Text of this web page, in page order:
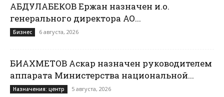
АБДУЛАБЕКОВ Ержан назначен и.о.
генерального директора АО...
Бизнес 6 августа, 2026
БИАХМЕТОВ Аскар назначен руководителем
аппарата Министерства национальной...
Назначения: центр 5 августа, 2026